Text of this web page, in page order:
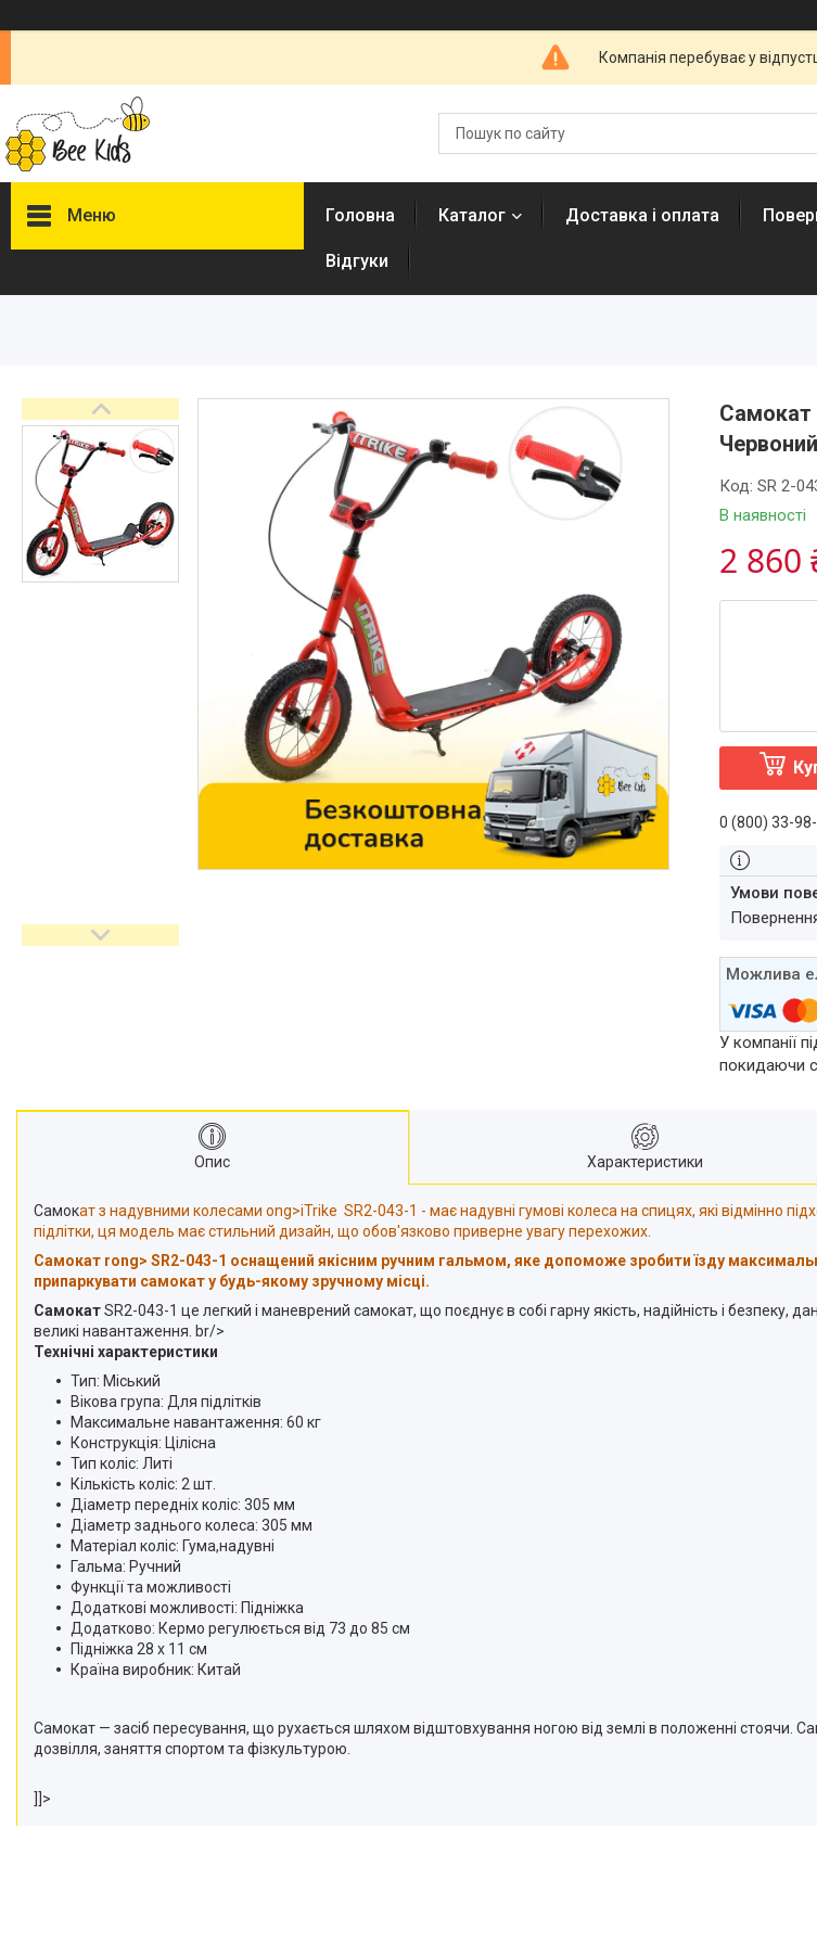
Компанія перебуває у
Меню
Документи
Відгуки
Контакти
Головна Каталог Доставка і оплата
Відгуки
Самокат
Червоний
В наявності
Код: SR 2-
2 860
0 (800) 33-
У компанії
покидаючи
Опис Характеристики
Самокат з надувними колесами ong>iTrike SR2-043-1 - має надувні гумові колеса на спицях, які відмінно
підлітки, ця модель має стильний дизайн, що обов'язково приверне увагу перехожих.
Самокат rong> SR2-043-1 оснащений якісним ручним гальмом, яке допоможе зробити їзду
припаркувати самокат у будь-якому зручному місці.
СамокатSR2-043-1 це легкий і маневрений самокат, що поєднує в собі гарну якість, надійність і
великі навантаження. br/>
Технічні характеристики
Тип: Міський
Вікова група: Для підлітків
Максимальне навантаження: 60 кг
Конструкція: Цілісна
Тип коліс: Литі
Кількість коліс: 2 шт.
Діаметр передніх коліс: 305 мм
Діаметр заднього колеса: 305 мм
Матеріал коліс: Гума,надувні
Гальма: Ручний
Функції та можливості
Додаткові можливості: Підніжка
Додатково: Кермо регулюється від 73 до 85 см
Підніжка 28 х 11 см
Країна виробник: Китай
Самокат — засіб пересування, що рухається шляхом відштовхування ногою від землі в положенні стоячи.
дозвілля, заняття спортом та фізкультурою.
]]>